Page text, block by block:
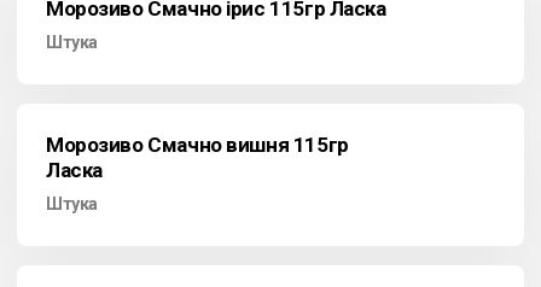
Морозиво Смачно ірис 115гр Ласка
Штука
Морозиво Смачно вишня 115гр
Ласка
Штука